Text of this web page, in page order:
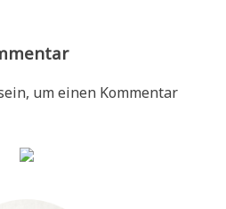
um einen Kommentar